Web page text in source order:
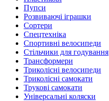
Пупси
Розвиваючі іграшки
Сортери
Спецтехніка
Спортивні велосипеди
Стільчики для годування
Трансформери
Триколісні велосипеди
Триколісні самокати
Трукові самокати
Універсальні коляски